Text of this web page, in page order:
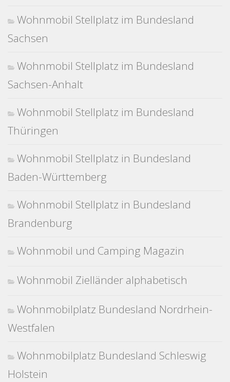
Wohnmobil Stellplatz im Bundesland
Sachsen
Wohnmobil Stellplatz im Bundesland
Sachsen-Anhalt
Wohnmobil Stellplatz im Bundesland
Thüringen
Wohnmobil Stellplatz in Bundesland
Baden-Württemberg
Wohnmobil Stellplatz in Bundesland
Brandenburg
Wohnmobil und Camping Magazin
Wohnmobil Zielländer alphabetisch
Wohnmobilplatz Bundesland Nordrhein-
Westfalen
Wohnmobilplatz Bundesland Schleswig
Holstein